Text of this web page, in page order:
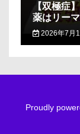
【双極症
薬はリー
2026年7月
Proudly